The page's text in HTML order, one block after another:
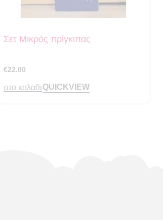
Σετ Μικρός πρίγκιπας
€22.00
στο καλαθιQUICKVIEW